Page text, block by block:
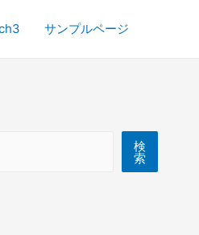
サンプルページ
検
索